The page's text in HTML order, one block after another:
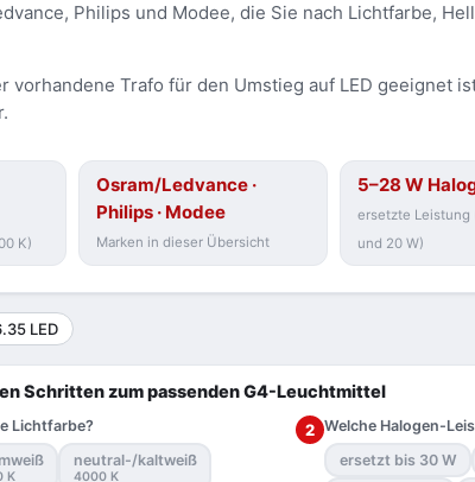
Philips und Modee, die Sie nach Lichtfarbe,
Trafo für den Umstieg auf LED geeignet
K)
Osram/Ledvance ·
Philips · Modee
Marken in dieser Übersicht
5–28 W
ersetzte Leistung
und 20 W)
LED
Schritten zum passenden G4-Leuchtmittel
Lichtfarbe?
K
neutral-/kaltweiß
4000 K
2 Welche Halogen-
ersetzt bis 30 W